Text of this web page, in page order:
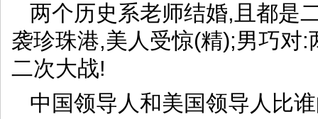
两个历史系老师结婚,且都是
袭珍珠港,美人受惊(精);男巧对
二次大战!
中国领导人和美国领导人比